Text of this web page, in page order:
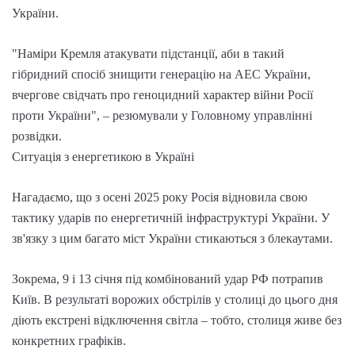
України.
"Наміри Кремля атакувати підстанції, аби в такий
гібридний спосіб знищити генерацію на АЕС України,
вчергове свідчать про геноцидний характер війни Росії
проти України", – резюмували у Головному управлінні
розвідки.
Ситуація з енергетикою в Україні
Нагадаємо, що з осені 2025 року Росія відновила свою
тактику ударів по енергетичній інфраструктурі України. У
зв'язку з цим багато міст України стикаються з блекаутами.
Зокрема, 9 і 13 січня під комбінований удар РФ потрапив
Київ. В результаті ворожих обстрілів у столиці до цього дня
діють екстрені відключення світла – тобто, столиця живе без
конкретних графіків.